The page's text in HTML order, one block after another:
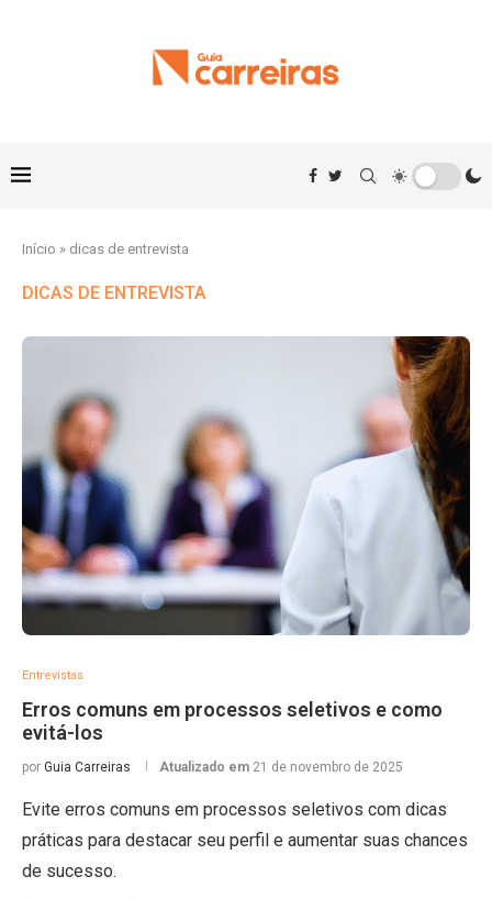
Início » dicas de entrevista
DICAS DE ENTREVISTA
Entrevistas
Erros comuns em processos seletivos e como
evitá-los
por Guia Carreiras Atualizado em 21 de novembro de 2025
Evite erros comuns em processos seletivos com dicas
práticas para destacar seu perfil e aumentar suas chances
de sucesso.